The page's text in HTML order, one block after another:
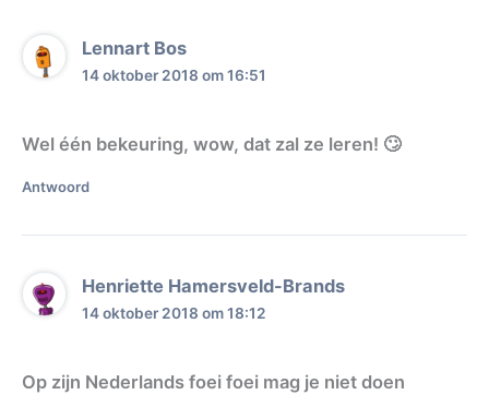
Lennart Bos
14 oktober 2018 om 16:51
Wel één bekeuring, wow, dat zal ze leren! 🙄
Antwoord
Henriette Hamersveld-Brands
14 oktober 2018 om 18:12
Op zijn Nederlands foei foei mag je niet doen